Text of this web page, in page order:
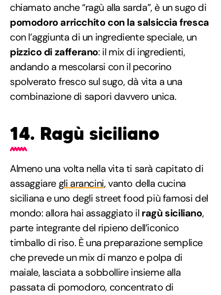
chiamato anche “ragù alla sarda”, è un sugo di
pomodoro arricchito con la salsiccia fresca
con l’aggiunta di un ingrediente speciale, un
pizzico di zafferano: il mix di ingredienti,
andando a mescolarsi con il pecorino
spolverato fresco sul sugo, dà vita a una
combinazione di sapori davvero unica.
14. Ragù siciliano
Almeno una volta nella vita ti sarà capitato di
assaggiare gli arancini, vanto della cucina
siciliana e uno degli street food più famosi del
mondo: allora hai assaggiato il ragù siciliano,
parte integrante del ripieno dell’iconico
timballo di riso. È una preparazione semplice
che prevede un mix di manzo e polpa di
maiale, lasciata a sobbollire insieme alla
passata di pomodoro, concentrato di